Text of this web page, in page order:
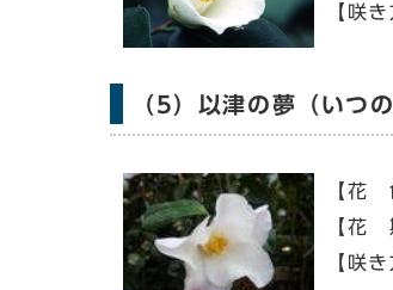
【咲
（5）以津の夢（いつの
【花
【花
【咲